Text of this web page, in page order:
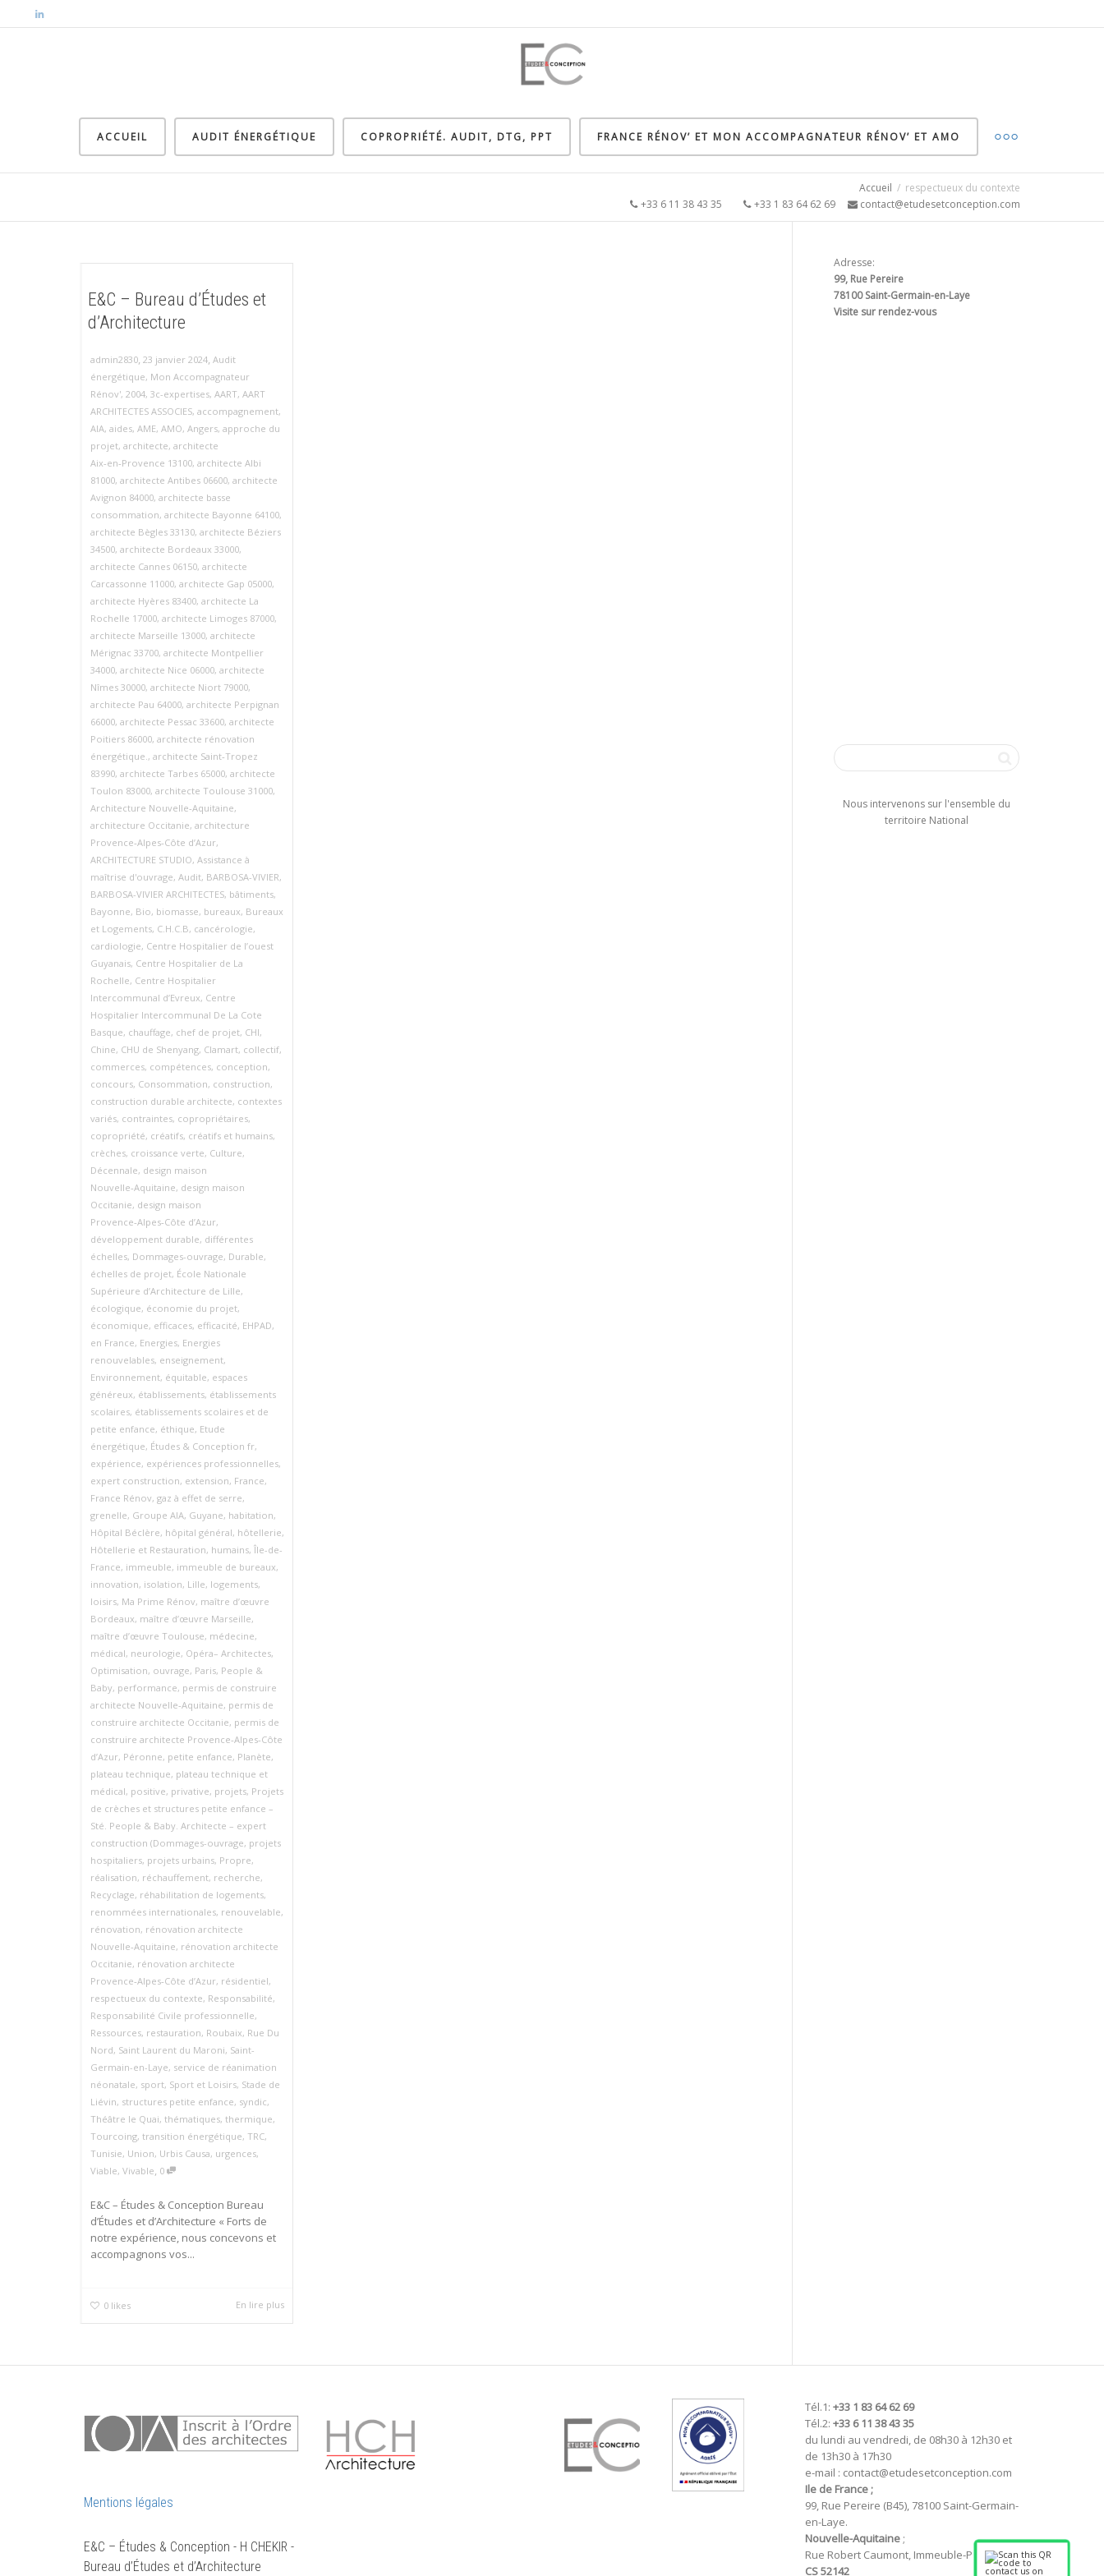
ACCUEIL AUDIT ÉNERGÉTIQUE COPROPRIÉTÉ. AUDIT, DTG, PPT FRANCE RÉNOV’ ET MON ACCOMPAGNATEUR RÉNOV’ ET AMO
Accueil
respectueux du contexte
+33 6 11 38 43 35
+33 1 83 64 62 69 contact@etudesetconception.com
E&C – Bureau d’Études et
d’Architecture
admin2830, 23 janvier 2024, Audit
énergétique, Mon Accompagnateur
Rénov', 2004, 3c-expertises, AART, AART
ARCHITECTES ASSOCIES, accompagnement,
AIA, aides, AME, AMO, Angers, approche du
projet, architecte, architecte
Aix‑en‑Provence 13100, architecte Albi
81000, architecte Antibes 06600, architecte
Avignon 84000, architecte basse
consommation, architecte Bayonne 64100,
architecte Bègles 33130, architecte Béziers
34500, architecte Bordeaux 33000,
architecte Cannes 06150, architecte
Carcassonne 11000, architecte Gap 05000,
architecte Hyères 83400, architecte La
Rochelle 17000, architecte Limoges 87000,
architecte Marseille 13000, architecte
Mérignac 33700, architecte Montpellier
34000, architecte Nice 06000, architecte
Nîmes 30000, architecte Niort 79000,
architecte Pau 64000, architecte Perpignan
66000, architecte Pessac 33600, architecte
Poitiers 86000, architecte rénovation
énergétique., architecte Saint‑Tropez
83990, architecte Tarbes 65000, architecte
Toulon 83000, architecte Toulouse 31000,
Architecture Nouvelle‑Aquitaine,
architecture Occitanie, architecture
Provence‑Alpes‑Côte d’Azur,
ARCHITECTURE STUDIO, Assistance à
maîtrise d'ouvrage, Audit, BARBOSA-VIVIER,
BARBOSA-VIVIER ARCHITECTES, bâtiments,
Bayonne, Bio, biomasse, bureaux, Bureaux
et Logements, C.H.C.B, cancérologie,
cardiologie, Centre Hospitalier de l’ouest
Guyanais, Centre Hospitalier de La
Rochelle, Centre Hospitalier
Intercommunal d’Evreux, Centre
Hospitalier Intercommunal De La Cote
Basque, chauffage, chef de projet, CHI,
Chine, CHU de Shenyang, Clamart, collectif,
commerces, compétences, conception,
concours, Consommation, construction,
construction durable architecte, contextes
variés, contraintes, copropriétaires,
copropriété, créatifs, créatifs et humains,
crèches, croissance verte, Culture,
Décennale, design maison
Nouvelle‑Aquitaine, design maison
Occitanie, design maison
Provence‑Alpes‑Côte d’Azur,
développement durable, différentes
échelles, Dommages-ouvrage, Durable,
échelles de projet, École Nationale
Supérieure d’Architecture de Lille,
écologique, économie du projet,
économique, efficaces, efficacité, EHPAD,
en France, Energies, Energies
renouvelables, enseignement,
Environnement, équitable, espaces
généreux, établissements, établissements
scolaires, établissements scolaires et de
petite enfance, éthique, Etude
énergétique, Études & Conception fr,
expérience, expériences professionnelles,
expert construction, extension, France,
France Rénov, gaz à effet de serre,
grenelle, Groupe AIA, Guyane, habitation,
Hôpital Béclère, hôpital général, hôtellerie,
Hôtellerie et Restauration, humains, Île-de-
France, immeuble, immeuble de bureaux,
innovation, isolation, Lille, logements,
loisirs, Ma Prime Rénov, maître d’œuvre
Bordeaux, maître d’œuvre Marseille,
maître d’œuvre Toulouse, médecine,
médical, neurologie, Opéra– Architectes,
Optimisation, ouvrage, Paris, People &
Baby, performance, permis de construire
architecte Nouvelle‑Aquitaine, permis de
construire architecte Occitanie, permis de
construire architecte Provence‑Alpes‑Côte
d’Azur, Péronne, petite enfance, Planète,
plateau technique, plateau technique et
médical, positive, privative, projets, Projets
de crèches et structures petite enfance –
Sté. People & Baby. Architecte – expert
construction (Dommages-ouvrage, projets
hospitaliers, projets urbains, Propre,
réalisation, réchauffement, recherche,
Recyclage, réhabilitation de logements,
renommées internationales, renouvelable,
rénovation, rénovation architecte
Nouvelle‑Aquitaine, rénovation architecte
Occitanie, rénovation architecte
Provence‑Alpes‑Côte d’Azur, résidentiel,
respectueux du contexte, Responsabilité,
Responsabilité Civile professionnelle,
Ressources, restauration, Roubaix, Rue Du
Nord, Saint Laurent du Maroni, Saint-
Germain-en-Laye, service de réanimation
néonatale, sport, Sport et Loisirs, Stade de
Liévin, structures petite enfance, syndic,
Théâtre le Quai, thématiques, thermique,
Tourcoing, transition énergétique, TRC,
Tunisie, Union, Urbis Causa, urgences,
Viable, Vivable, 0
E&C – Études & Conception Bureau
d’Études et d’Architecture « Forts de
notre expérience, nous concevons et
accompagnons vos...
0 likes En lire plus
Adresse:
99, Rue Pereire
78100 Saint-Germain-en-Laye
Visite sur rendez-vous
Nous intervenons sur l'ensemble du
territoire National
Mentions légales
E&C – Études & Conception - H CHEKIR -
Bureau d’Études et d’Architecture
Tél.1: +33 1 83 64 62 69
Tél.2: +33 6 11 38 43 35
du lundi au vendredi, de 08h30 à 12h30 et
de 13h30 à 17h30
e-mail : contact@etudesetconception.com
Ile de France ;
99, Rue Pereire (B45), 78100 Saint-Germain-
en-Laye.
Nouvelle-Aquitaine;
Rue Robert Caumont, Immeuble-P
CS 52142